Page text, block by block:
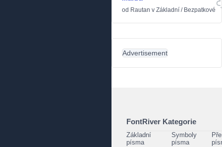
od Rautan v Základní / Bezpatkové
Advertisement
FontRiver Kategorie
Základní
písma
Symboly
písma